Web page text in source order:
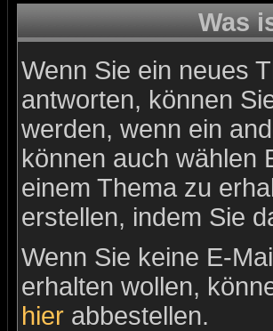
Was
Wenn Sie ein neues
antworten, können
werden, wenn ein
können auch wählen
einem Thema zu
erstellen, indem Sie
Wenn Sie keine E-
erhalten wollen,
hier abbestellen.